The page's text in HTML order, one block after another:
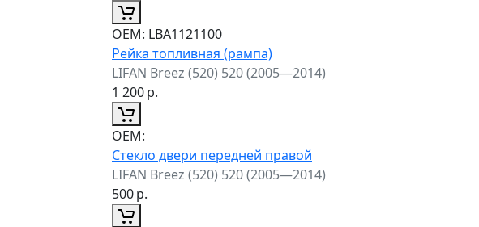
ОЕМ: LBA1121100
Рейка топливная (рампа)
LIFAN Breez (520) 520 (2005—2014)
1 200р.
ОЕМ:
Стекло двери передней правой
LIFAN Breez (520) 520 (2005—2014)
500р.